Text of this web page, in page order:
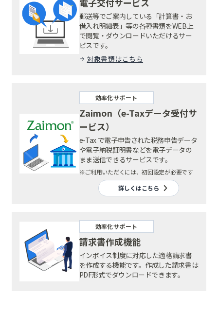
郵送等でご案内している「計算書・お
借入れ明細表」等の各種書類をWEB上
で閲覧・ダウンロードいただけるサー
ビスです。
対象書類はこちら
効率化サポート
Zaimon（e-Taxデータ受付サ
ービス）
e-Tax で電子申告された税務申告データ
や電子納税証明書などを電子データの
まま送信できるサービスです。
※ご利用いただくには、初回設定が必要です
詳しくはこちら
効率化サポート
請求書作成機能
インボイス制度に対応した適格請求書
を作成する機能です。作成した請求書は
PDF形式でダウンロードできます。